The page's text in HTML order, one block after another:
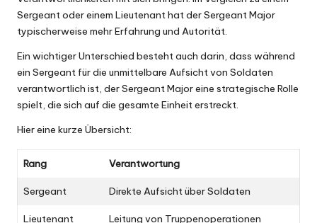
Sergeant oder einem Lieutenant hat der Sergeant Major
typischerweise mehr Erfahrung und Autorität.
Ein wichtiger Unterschied besteht auch darin, dass während
ein Sergeant für die unmittelbare Aufsicht von Soldaten
verantwortlich ist, der Sergeant Major eine strategische Rolle
spielt, die sich auf die gesamte Einheit erstreckt.
Hier eine kurze Übersicht:
Rang Verantwortung
Sergeant Direkte Aufsicht über Soldaten
Lieutenant Leitung von Truppenoperationen